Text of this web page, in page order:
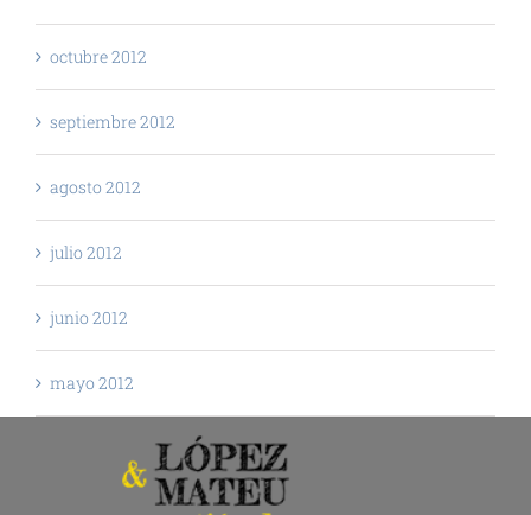
octubre 2012
septiembre 2012
agosto 2012
julio 2012
junio 2012
mayo 2012